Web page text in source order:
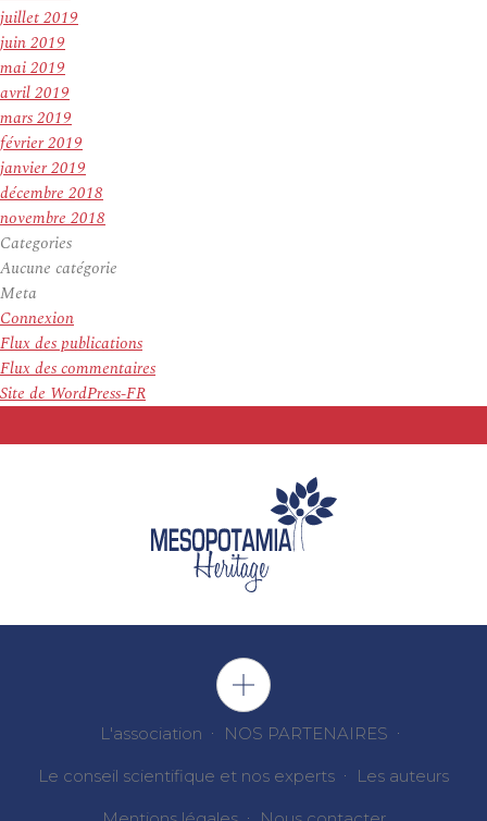
juillet 2019
juin 2019
mai 2019
avril 2019
mars 2019
février 2019
janvier 2019
décembre 2018
novembre 2018
Categories
Aucune catégorie
Meta
Connexion
Flux des publications
Flux des commentaires
Site de WordPress-FR
L'association NOS PARTENAIRES
Le conseil scientifique et nos experts Les auteurs